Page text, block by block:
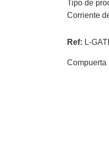
Tipo de
Corriente
Ref: L-
Compuerta